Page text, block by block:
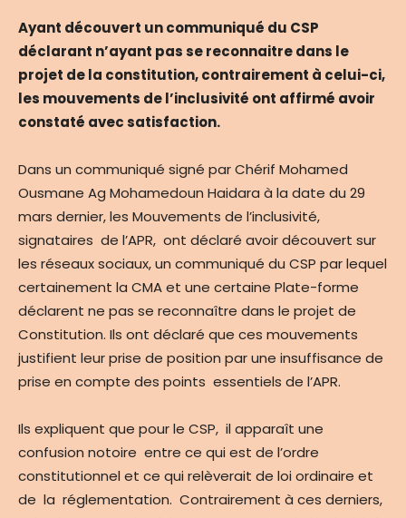
Ayant découvert un communiqué du CSP
déclarant n’ayant pas se reconnaitre dans le
projet de la constitution, contrairement à celui-ci,
les mouvements de l’inclusivité ont affirmé avoir
constaté avec satisfaction.
Dans un communiqué signé par Chérif Mohamed
Ousmane Ag Mohamedoun Haidara à la date du 29
mars dernier, les Mouvements de l’inclusivité,
signataires de l’APR, ont déclaré avoir découvert sur
les réseaux sociaux, un communiqué du CSP par lequel
certainement la CMA et une certaine Plate-forme
déclarent ne pas se reconnaître dans le projet de
Constitution. Ils ont déclaré que ces mouvements
justifient leur prise de position par une insuffisance de
prise en compte des points essentiels de l’APR.
Ils expliquent que pour le CSP, il apparaît une
confusion notoire entre ce qui est de l’ordre
constitutionnel et ce qui relèverait de loi ordinaire et
de la réglementation. Contrairement à ces derniers,